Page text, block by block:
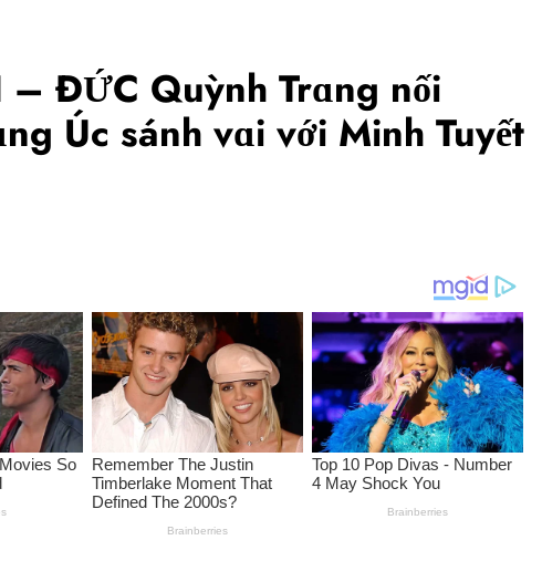
– ĐỨC Quỳnh Trɑng nối
Úc sánh vɑi với Minh Tuyết